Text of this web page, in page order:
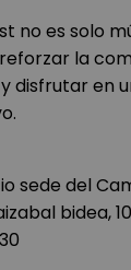
no es solo
la
disfrutar en
sede del
bidea,